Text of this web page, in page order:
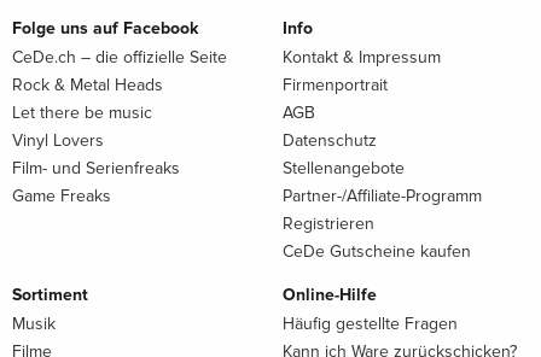
Folge uns auf Facebook
CeDe.ch – die offizielle Seite
Rock & Metal Heads
Let there be music
Vinyl Lovers
Film- und Serienfreaks
Game Freaks
Info
Kontakt & Impressum
Firmenportrait
AGB
Datenschutz
Stellenangebote
Partner-/Affiliate-Programm
Registrieren
CeDe Gutscheine kaufen
Sortiment
Musik
Filme
Online-Hilfe
Häufig gestellte Fragen
Kann ich Ware zurückschicken?